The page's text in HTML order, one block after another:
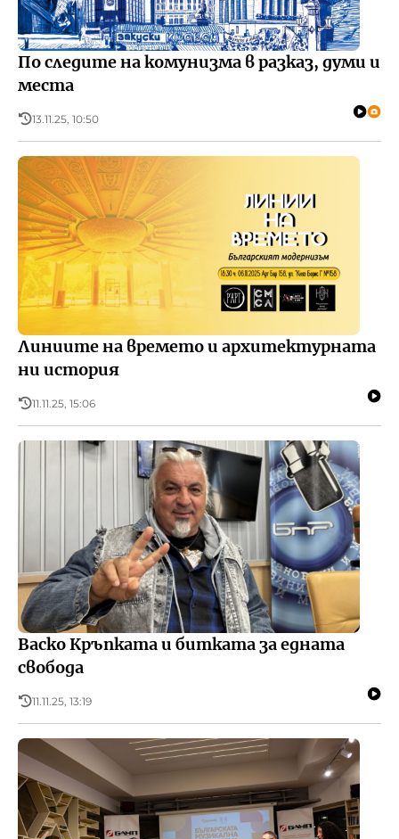
По следите на комунизма в разказ, думи и
места
13.11.25, 10:50
Линиите на времето и архитектурната
ни история
11.11.25, 15:06
Васко Кръпката и битката за едната
свобода
11.11.25, 13:19